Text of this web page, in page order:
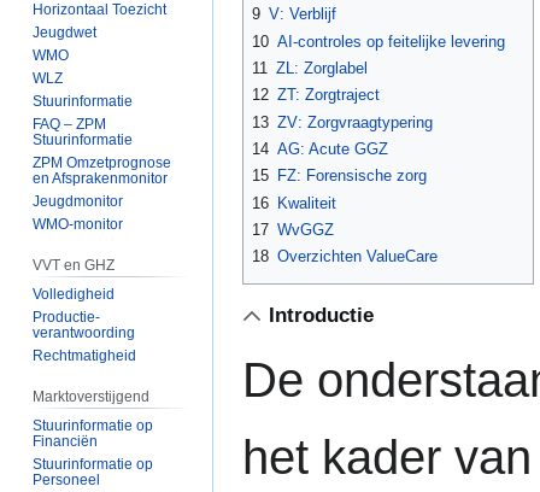
9 V: Verblijf
10 AI-controles op feitelijke levering
11
ZL: Zorglabel
12 ZT: Zorgtraject
13 ZV: Zorgvraagtypering
14 AG: Acute GGZ
15 FZ: Forensische zorg
16 Kwaliteit
17 WvGGZ
18 Overzichten ValueCare
Introductie
De
het kader
Horizontaal Toezicht
Jeugdwet
WMO
WLZ
Stuurinformatie
FAQ – ZPM
Stuurinformatie
ZPM Omzetprognose
en Afsprakenmonitor
Jeugdmonitor
WMO-monitor
VVT en GHZ
Volledigheid
Productie-
verantwoording
Rechtmatigheid
Marktoverstijgend
Stuurinformatie op
Financiën
Stuurinformatie op
Personeel